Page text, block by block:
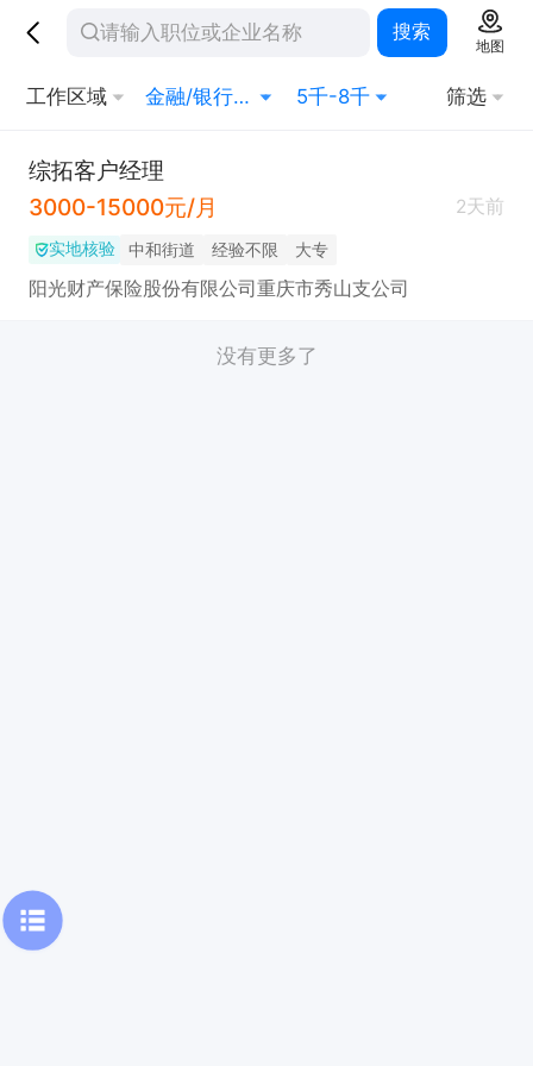
搜索
地图
工作区域 金融/银行/证券/保险 5千-8千 筛选
综拓客户经理
3000-15000元/月
2天前
实地核验 中和街道 经验不限 大专
阳光财产保险股份有限公司重庆市秀山支公司
没有更多了